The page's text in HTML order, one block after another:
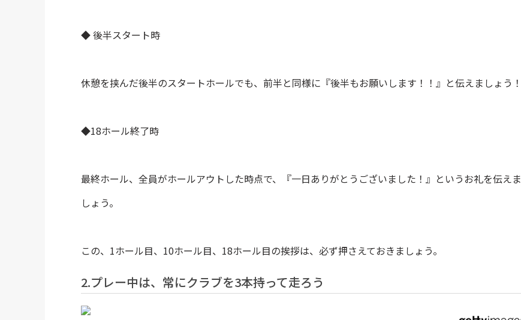
◆ 後半スタート時
休憩を挟んだ後半のスタートホールでも、前半と同様に『後半もお願いします！！』と伝えましょう！
◆18ホール終了時
最終ホール、全員がホールアウトした時点で、『一日ありがとうございました！』というお礼を伝えま
しょう。
この、1ホール目、10ホール目、18ホール目の挨拶は、必ず押さえておきましょう。
2.プレー中は、常にクラブを3本持って走ろう